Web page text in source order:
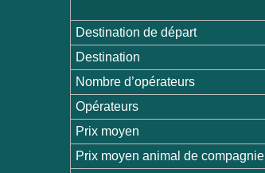
Destination de départ
Destination
Nombre d’opérateurs
Opérateurs
Prix moyen
Prix moyen animal de compagnie